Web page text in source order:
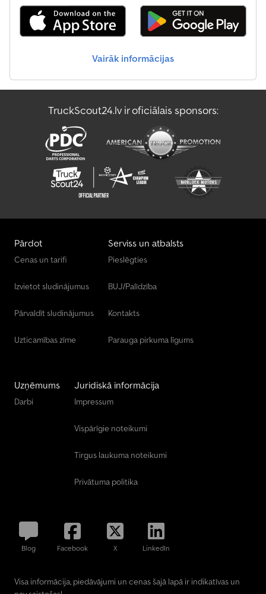
Vairāk informācijas
TruckScout24.lv ir oficiālais sponsors:
Pārdot
Cenas un tarifi
Izvietot sludinājumus
Pārvaldīt sludinājumus
Uzticamības zīme
Serviss un atbalsts
Pieslēgties
BUJ/Palīdzība
Kontakts
Parauga pirkuma līgums
Uzņēmums
Darbi
Juridiskā informācija
Impressum
Vispārīgie noteikumi
Tirgus laukuma noteikumi
Privātuma politika
Blog Facebook X LinkedIn
Visa informācija, piedāvājumi un cenas šajā lapā ir indikatīvas un